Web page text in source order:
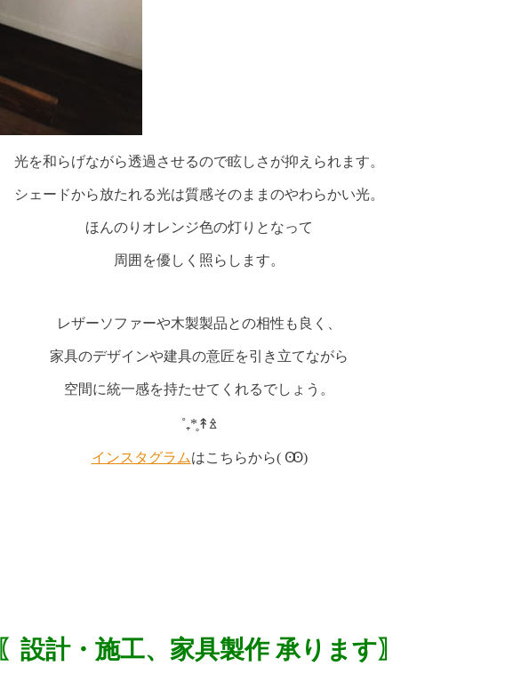
光を和らげながら透過させるので眩しさが抑えられます。
シェードから放たれる光は質感そのままのやわらかい光。
ほんのりオレンジ色の灯りとなって
周囲を優しく照らします。
レザーソファーや木製製品との相性も良く、
家具のデザインや建具の意匠を引き立てながら
空間に統一感を持たせてくれるでしょう。
˚₊*̥↟ꊛ
インスタグラムはこちらから( Ꙭ)
設計・施工、家具製作 承ります〗